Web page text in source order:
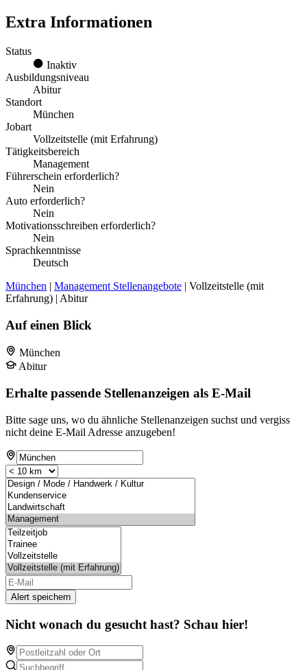
Extra Informationen
Status
Inaktiv
Ausbildungsniveau
Abitur
Standort
München
Jobart
Vollzeitstelle (mit Erfahrung)
Tätigkeitsbereich
Management
Führerschein erforderlich?
Nein
Auto erforderlich?
Nein
Motivationsschreiben erforderlich?
Nein
Sprachkenntnisse
Deutsch
München | Management Stellenangebote | Vollzeitstelle (mit
Erfahrung) | Abitur
Auf einen Blick
München
Abitur
Erhalte passende Stellenanzeigen als E-Mail
Bitte sage uns, wo du ähnliche Stellenanzeigen suchst und vergiss
nicht deine E-Mail Adresse anzugeben!
Alert speichern
Nicht wonach du gesucht hast? Schau hier!